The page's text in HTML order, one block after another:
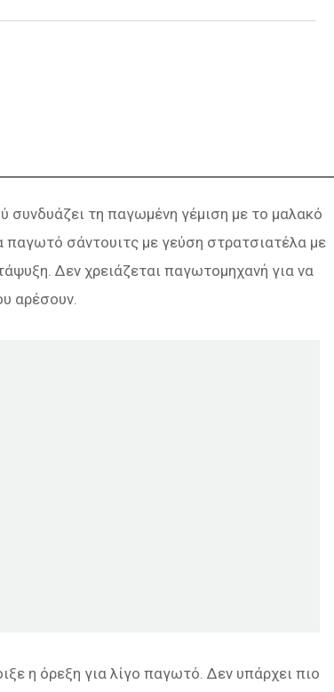
συνδυάζει τη παγωμένη γέμιση με το μαλακό
σάντουιτς με γεύση στρατσιατέλα με
Δεν χρειάζεται παγωτομηχανή για να
αρέσουν.
η όρεξη για λίγο παγωτό. Δεν υπάρχει πιο